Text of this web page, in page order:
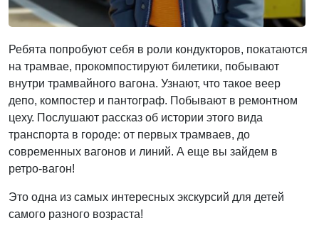
Ребята попробуют себя в роли кондукторов, покатаются
на трамвае, прокомпостируют билетики, побывают
внутри трамвайного вагона. Узнают, что такое веер
депо, компостер и пантограф. Побывают в ремонтном
цеху. Послушают рассказ об истории этого вида
транспорта в городе: от первых трамваев, до
современных вагонов и линий. А еще вы зайдем в
ретро-вагон!
Это одна из самых интересных экскурсий для детей
самого разного возраста!